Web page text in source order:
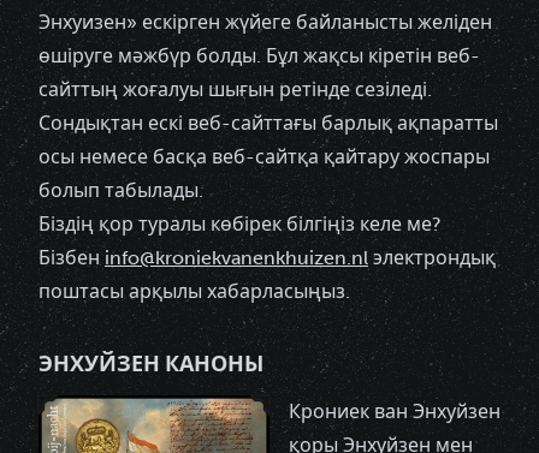
Энхуизен» ескірген жүйеге байланысты желіден
өшіруге мәжбүр болды. Бұл жақсы кіретін веб-
сайттың жоғалуы шығын ретінде сезіледі.
Сондықтан ескі веб-сайттағы барлық ақпаратты
осы немесе басқа веб-сайтқа қайтару жоспары
болып табылады.
Біздің қор туралы көбірек білгіңіз келе ме?
Бізбенinfo@kroniekvanenkhuizen.nl электрондық
поштасы арқылы хабарласыңыз.
ЭНХУЙЗЕН КАНОНЫ
Крониек ван Энхуйзен
қоры Энхуйзен мен